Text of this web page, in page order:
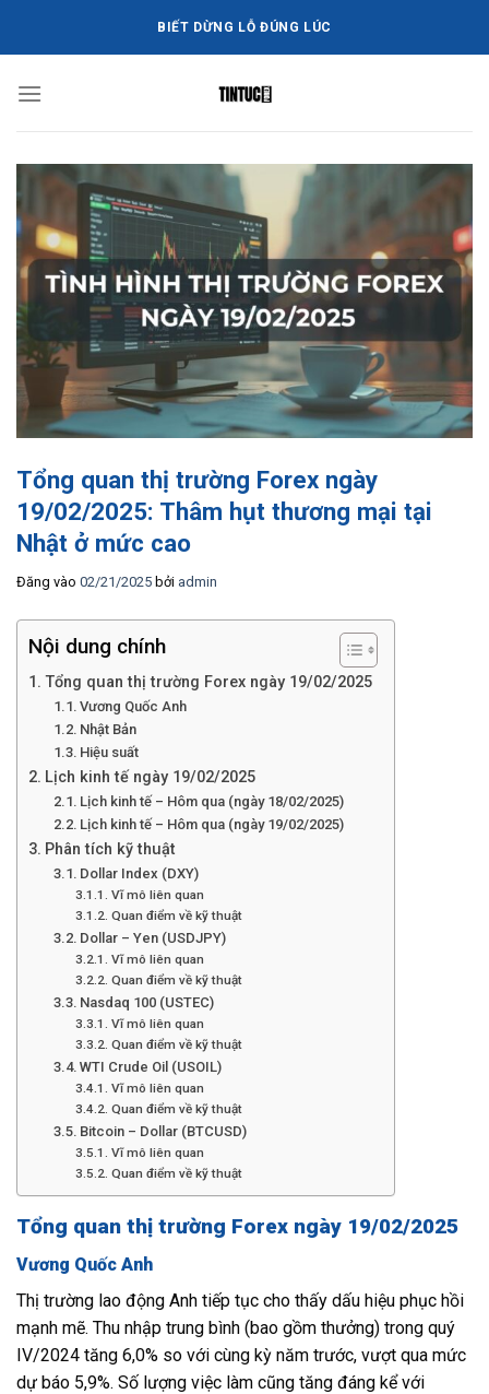
dung
BIẾT DỪNG LỖ ĐÚNG LÚC
Tổng quan thị trường Forex ngày
19/02/2025: Thâm hụt thương mại tại
Nhật ở mức cao
Đăng vào 02/21/2025 bởi admin
Nội dung chính
Tổng quan thị trường Forex ngày 19/02/2025
Vương Quốc Anh
Nhật Bản
Hiệu suất
Lịch kinh tế ngày 19/02/2025
Lịch kinh tế – Hôm qua (ngày 18/02/2025)
Lịch kinh tế – Hôm qua (ngày 19/02/2025)
Phân tích kỹ thuật
Dollar Index (DXY)
Vĩ mô liên quan
Quan điểm về kỹ thuật
Dollar – Yen (USDJPY)
Vĩ mô liên quan
Quan điểm về kỹ thuật
Nasdaq 100 (USTEC)
Vĩ mô liên quan
Quan điểm về kỹ thuật
WTI Crude Oil (USOIL)
Vĩ mô liên quan
Quan điểm về kỹ thuật
Bitcoin – Dollar (BTCUSD)
Vĩ mô liên quan
Quan điểm về kỹ thuật
Tổng quan thị trường Forex ngày 19/02/2025
Vương Quốc Anh
Thị trường lao động Anh tiếp tục cho thấy dấu hiệu phục hồi
mạnh mẽ. Thu nhập trung bình (bao gồm thưởng) trong quý
IV/2024 tăng 6,0% so với cùng kỳ năm trước, vượt qua mức
dự báo 5,9%. Số lượng việc làm cũng tăng đáng kể với